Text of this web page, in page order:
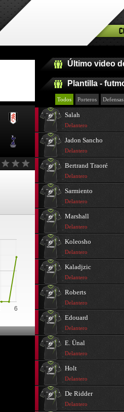
6
Todos Porteros Defensas
Salah
Delantero
Jadon Sancho
Delantero
Bertrand Traoré
Delantero
Sarmiento
Delantero
Marshall
Delantero
Koleosho
Delantero
Kaladjzic
Delantero
Roberts
Delantero
Edouard
Delantero
E. Ünal
Delantero
Holt
Delantero
De Ridder
Delantero